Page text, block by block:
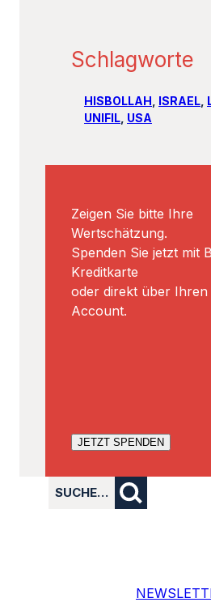
Schlagworte
HISBOLLAH ISRAEL
UNIFIL USA
Zeigen Sie bitte Ihre
Wertschätzung.
Spenden Sie jetzt mit
Kreditkarte
oder direkt über Ihren
Account.
JETZT SPENDEN
SUCHE…